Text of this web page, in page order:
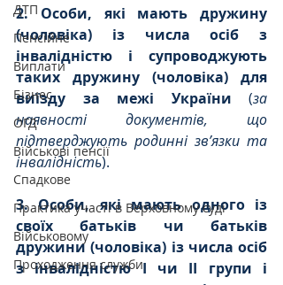
ДТП
Пенсійне
Виплати
Бізнес
ОГД
Військові пенсії
Спадкове
Практика участі в Верховному суді
Військовому
Проходження служби
2. Особи, які мають дружину
(чоловіка) із числа осіб з
інвалідністю і супроводжують
таких дружину (чоловіка) для
виїзду за межі України (за
наявності документів, що
підтверджують родинні зв’язки та
інвалідність).
3. Особи, які мають одного із
своїх батьків чи батьків
дружини (чоловіка) із числа осіб
з інвалідністю І чи ІІ групи і